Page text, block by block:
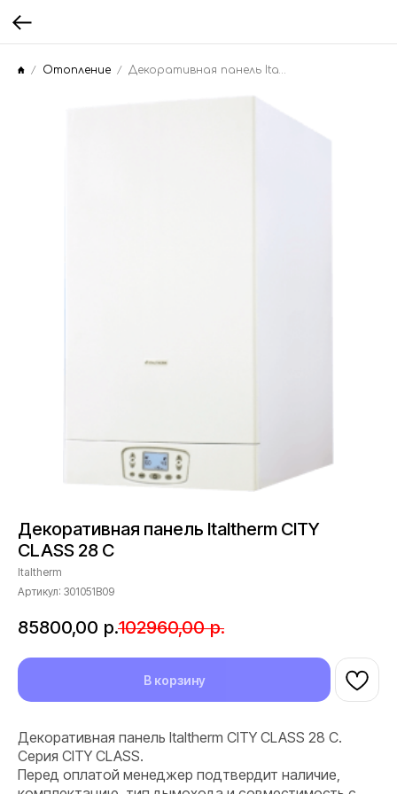
Отопление
Декоративная панель Italtherm CITY
CLASS 28 C
Italtherm
Артикул: 301051B09
85800,00 р.102960,00 р.
В корзину
Декоративная панель Italtherm CITY CLASS 28 C.
Серия CITY CLASS.
Перед оплатой менеджер подтвердит наличие,